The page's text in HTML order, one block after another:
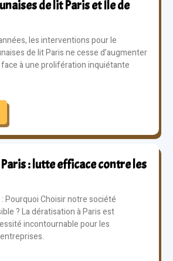
de lit Paris et Ile de
les interventions pour le
de lit Paris ne cesse d’augmenter
à une prolifération inquiétante
: lutte efficace contre les
Pourquoi Choisir notre société
? La dératisation à Paris est
incontournable pour les